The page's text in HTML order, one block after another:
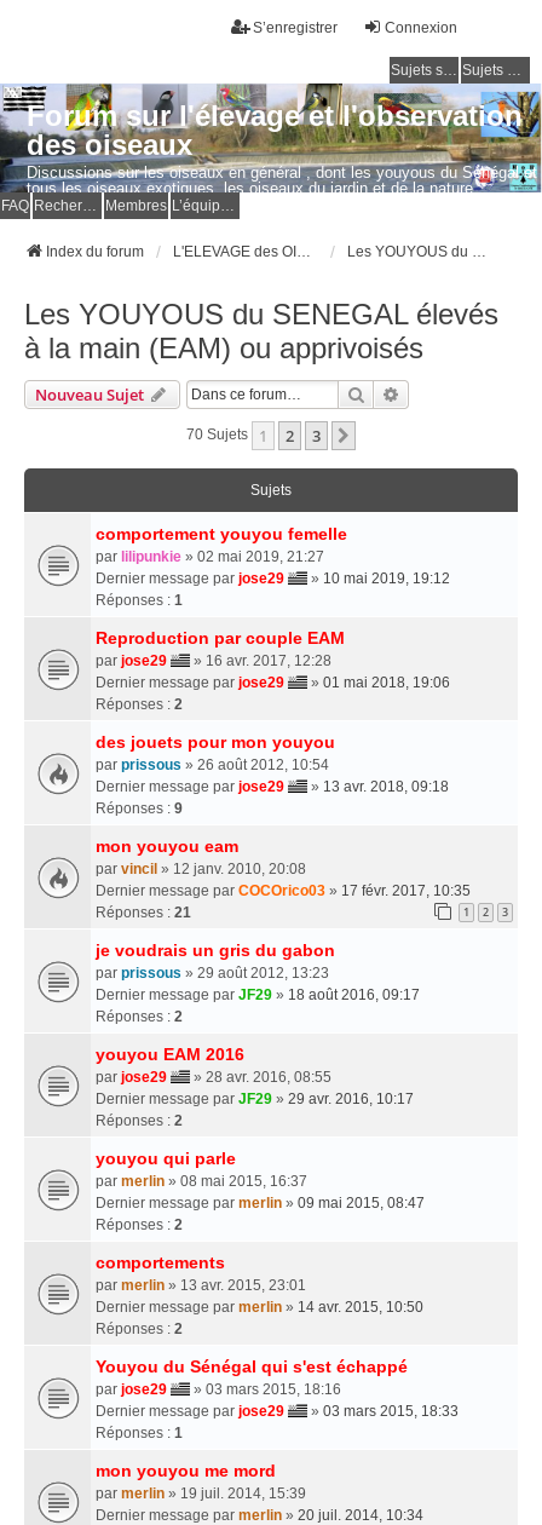
Connexion
S’enregistrer
Sujets sans réponse Sujets actifs
Forum sur l'élevage et l'observation
des oiseaux
Discussions sur les oiseaux en général , dont les youyous du Sénégal et
tous les oiseaux exotiques, les oiseaux du jardin et de la nature.
Questions, photos, expériences.
FAQ Membres
Index du forum
Les YOUYOUS du SENEGAL élevés
à la main (EAM) ou apprivoisés
Nouveau Sujet Rechercher
70 Sujets 1 2 3
Sujets
comportement youyou femelle
par lilipunkie » 02 mai 2019, 21:27
Dernier message par jose29 » 10 mai 2019, 19:12
Réponses : 1
Reproduction par couple EAM
par jose29
» 16 avr. 2017, 12:28
Dernier message par jose29 » 01 mai 2018, 19:06
Réponses : 2
des jouets pour mon youyou
par prissous » 26 août 2012, 10:54
Dernier message par jose29 » 13 avr. 2018, 09:18
Réponses : 9
mon youyou eam
par vincil » 12 janv. 2010, 20:08
Dernier message par COCOrico03 » 17 févr. 2017, 10:35
Réponses : 21 1 2 3
je voudrais un gris du gabon
par prissous » 29 août 2012, 13:23
Dernier message par JF29 » 18 août 2016, 09:17
Réponses : 2
youyou EAM 2016
par jose29
» 28 avr. 2016, 08:55
Dernier message par JF29 » 29 avr. 2016, 10:17
Réponses : 2
youyou qui parle
par merlin » 08 mai 2015, 16:37
Dernier message par merlin » 09 mai 2015, 08:47
Réponses : 2
comportements
par merlin » 13 avr. 2015, 23:01
Dernier message par merlin » 14 avr. 2015, 10:50
Réponses : 2
Youyou du Sénégal qui s'est échappé
par jose29
» 03 mars 2015, 18:16
Dernier message par jose29 » 03 mars 2015, 18:33
Réponses : 1
mon youyou me mord
par merlin » 19 juil. 2014, 15:39
Dernier message par merlin » 20 juil. 2014, 10:34